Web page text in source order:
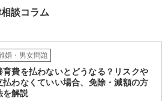
度依頼できるのでしょうか？ できます。た
談コラム
婚・男女問題
育費を払わないとどうなる？リスクや
払わなくていい場合、免除・減額の方
を解説